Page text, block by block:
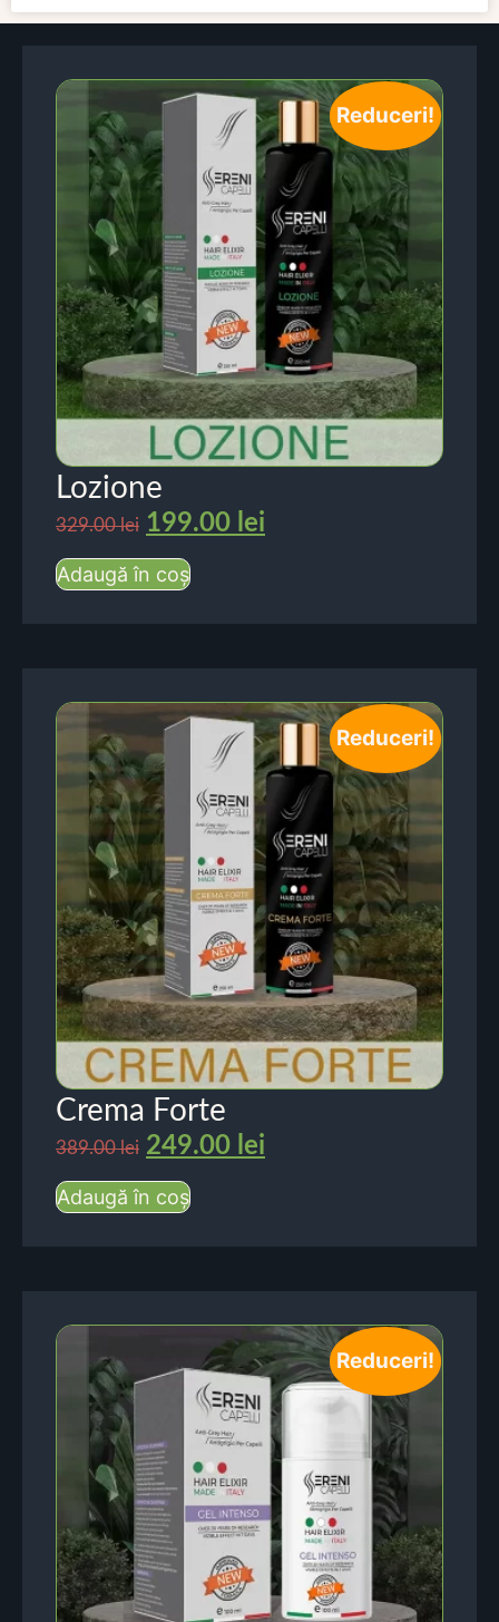
Reduceri!
Lozione
329.00lei 199.00 lei
Adaugă în coș
Reduceri!
Crema Forte
389.00lei 249.00 lei
Adaugă în coș
Reduceri!